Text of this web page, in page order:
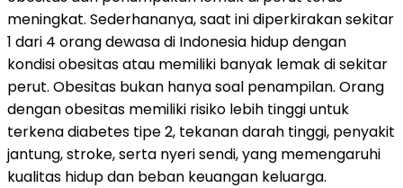
meningkat. Sederhananya, saat ini diperkirakan sekitar
1 dari 4 orang dewasa di Indonesia hidup dengan
kondisi obesitas atau memiliki banyak lemak di sekitar
perut. Obesitas bukan hanya soal penampilan. Orang
dengan obesitas memiliki risiko lebih tinggi untuk
terkena diabetes tipe 2, tekanan darah tinggi, penyakit
jantung, stroke, serta nyeri sendi, yang memengaruhi
kualitas hidup dan beban keuangan keluarga.